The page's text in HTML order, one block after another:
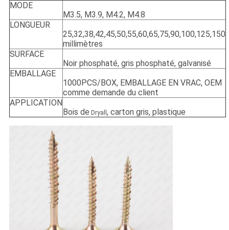
MODE
M3.5, M3.9, M4.2, M4.8
LONGUEUR
25,32,38,42,45,50,55,60,65,75,90,100,125,150
millimètres
SURFACE
Noir phosphaté, gris phosphaté, galvanisé
EMBALLAGE
1000PCS/BOX, EMBALLAGE EN VRAC, OEM
comme demande du client
APPLICATION
Bois de Dryall , carton gris, plastique